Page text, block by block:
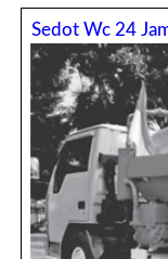
Sedot Wc 24